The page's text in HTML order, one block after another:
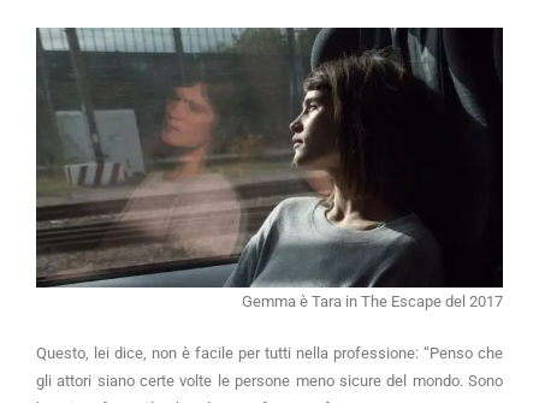
Gemma è Tara in The Escape del 2017
Questo, lei dice, non è facile per tutti nella professione: “Penso che
gli attori siano certe volte le persone meno sicure del mondo. Sono